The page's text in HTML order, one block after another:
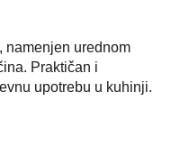
namenjen urednom
Praktičan i
upotrebu u kuhinji.